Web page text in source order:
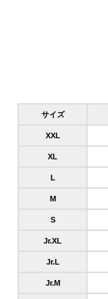
サイズ
XXL
XL
L
M
S
Jr.XL
Jr.L
Jr.M